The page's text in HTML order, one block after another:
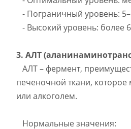
- Пограничный уровень:
- Высокий уровень: более
3. АЛТ
АЛТ – фермент,
печеночной ткани,
или алкоголем.
Нормальные значения: